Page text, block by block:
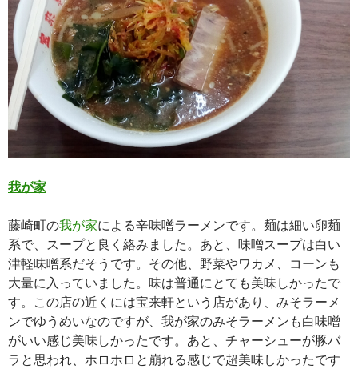
我が家
藤崎町の我が家による辛味噌ラーメンです。麺は細い卵麺
系で、スープと良く絡みました。あと、味噌スープは白い
津軽味噌系だそうです。その他、野菜やワカメ、コーンも
大量に入っていました。味は普通にとても美味しかったで
す。この店の近くには宝来軒という店があり、みそラーメ
ンでゆうめいなのですが、我が家のみそラーメンも白味噌
がいい感じ美味しかったです。あと、チャーシューが豚バ
ラと思われ、ホロホロと崩れる感じで超美味しかったです